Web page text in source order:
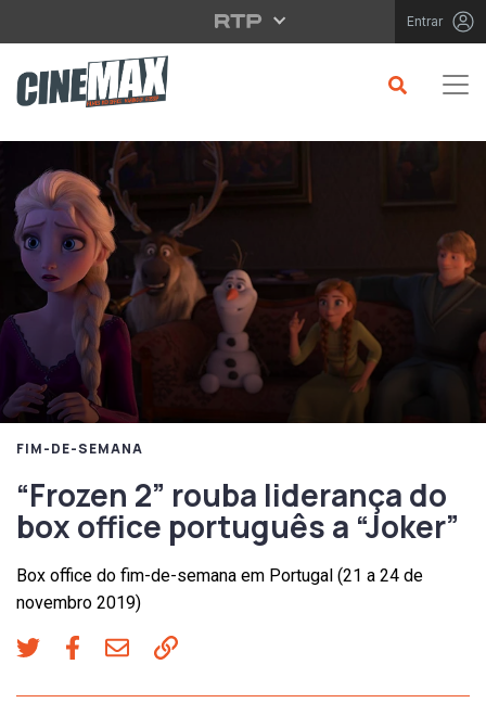
Saltar para o conteúdo principal Entrar
FIM-DE-SEMANA
“Frozen 2” rouba liderança do
box office português a “Joker”
Box office do fim-de-semana em Portugal (21 a 24 de
novembro 2019)